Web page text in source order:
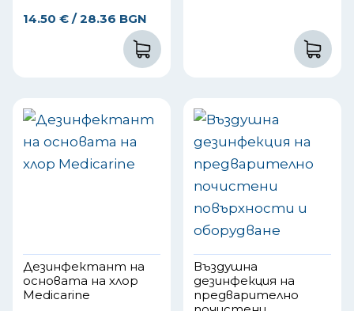
14.50 € / 28.36 BGN
Дезинфектант на
основата на хлор
Medicarine
Въздушна
дезинфекция на
предварително